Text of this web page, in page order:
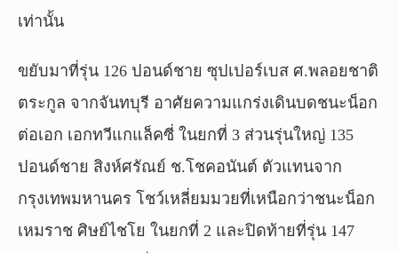
เท่านั้น
ขยับมาที่รุ่น 126 ปอนด์ชาย ซุปเปอร์เบส ศ.พลอยชาติ
ตระกูล จากจันทบุรี อาศัยความแกร่งเดินบดชนะน็อก
ต่อเอก เอกทวีแกแล็คซี่ ในยกที่ 3 ส่วนรุ่นใหญ่ 135
ปอนด์ชาย สิงห์ศรัณย์ ช.โชคอนันต์ ตัวแทนจาก
กรุงเทพมหานคร โชว์เหลี่ยมมวยที่เหนือกว่าชนะน็อก
เหมราช ศิษย์ไชโย ในยกที่ 2 และปิดท้ายที่รุ่น 147